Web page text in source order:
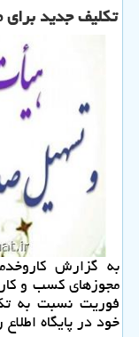
تكلیف جدید
به گزارش
مجوزهای كسب و
فوریت نسبت به
خود در پایگاه